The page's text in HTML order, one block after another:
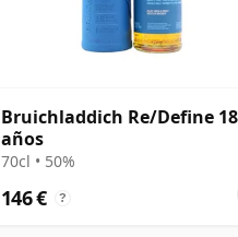
Bruichladdich Re/Define 18
años
70cl • 50%
146 € ?